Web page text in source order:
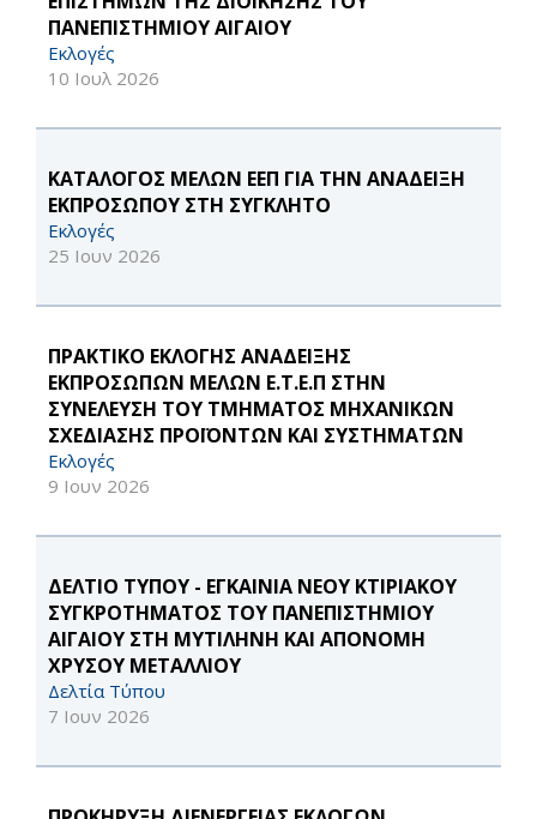
ΠΑΝΕΠΙΣΤΗΜΙΟΥ ΑΙΓΑΙΟΥ
Εκλογές
10 Ιουλ 2026
ΚΑΤΑΛΟΓΟΣ ΜΕΛΩΝ ΕΕΠ ΓΙΑ ΤΗΝ ΑΝΑΔΕΙΞΗ
ΕΚΠΡΟΣΩΠΟΥ ΣΤΗ ΣΥΓΚΛΗΤΟ
Εκλογές
25 Ιουν 2026
ΠΡΑΚΤΙΚΟ ΕΚΛΟΓΗΣ ΑΝΑΔΕΙΞΗΣ
ΕΚΠΡΟΣΩΠΩΝ ΜΕΛΩΝ Ε.Τ.Ε.Π ΣΤΗΝ
ΣΥΝΕΛΕΥΣΗ ΤΟΥ ΤΜΗΜΑΤΟΣ ΜΗΧΑΝΙΚΩΝ
ΣΧΕΔΙΑΣΗΣ ΠΡΟΪΟΝΤΩΝ ΚΑΙ ΣΥΣΤΗΜΑΤΩΝ
Εκλογές
9 Ιουν 2026
ΔΕΛΤΙΟ ΤΥΠΟΥ - ΕΓΚΑΙΝΙΑ ΝΕΟΥ ΚΤΙΡΙΑΚΟΥ
ΣΥΓΚΡΟΤΗΜΑΤΟΣ ΤΟΥ ΠΑΝΕΠΙΣΤΗΜΙΟΥ
ΑΙΓΑΙΟΥ ΣΤΗ ΜΥΤΙΛΗΝΗ ΚΑΙ ΑΠΟΝΟΜΗ
ΧΡΥΣΟΥ ΜΕΤΑΛΛΙΟΥ
Δελτία Τύπου
7 Ιουν 2026